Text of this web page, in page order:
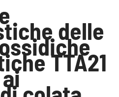
delle
TTA21